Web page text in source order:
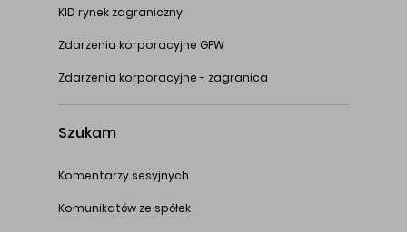
KID rynek zagraniczny
Zdarzenia korporacyjne GPW
Zdarzenia korporacyjne - zagranica
Szukam
Komentarzy sesyjnych
Komunikatów ze spółek